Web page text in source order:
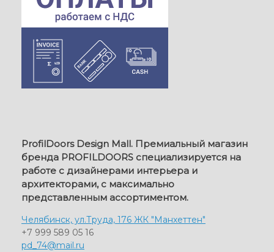
ProfilDoors Design Mall. Премиальный магазин
бренда PROFILDOORS специализируется на
работе с дизайнерами интерьера и
архитекторами, с максимально
представленным ассортиментом.
Челябинск, ул.Труда, 176 ЖК "Манхеттен"
+7 999 589 05 16
pd_74@mail.ru